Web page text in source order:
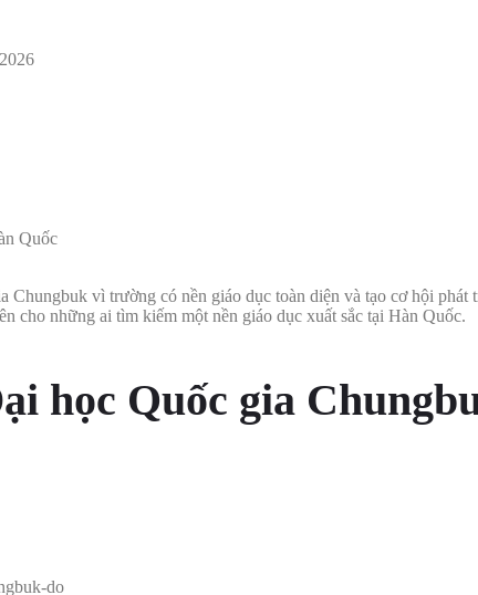
Quốc
vì trường có nền giáo dục toàn diện và tạo cơ hội
cho những ai tìm kiếm một nền giáo dục xuất sắc tại Hàn Quốc.
học Quốc gia
do